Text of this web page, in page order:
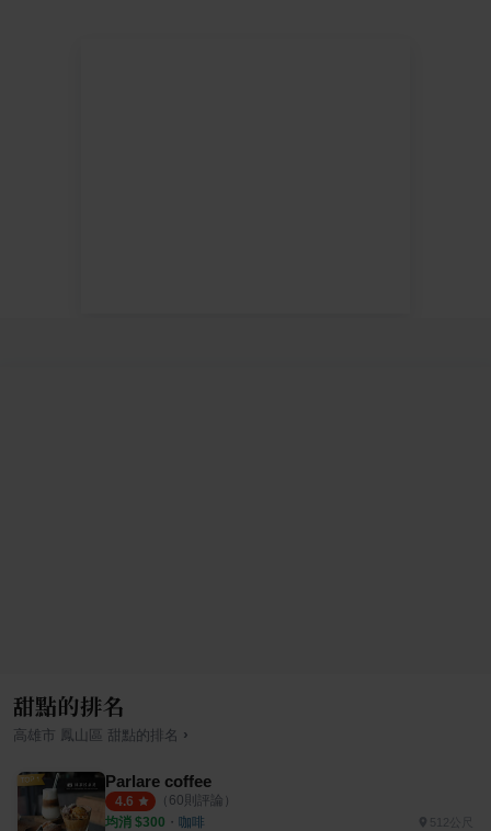
甜點的排名
高雄市 鳳山區 甜點的排名 ›
Parlare coffee
4.6 （ 60則評論）
均消 $300 ・ 咖啡 512公尺